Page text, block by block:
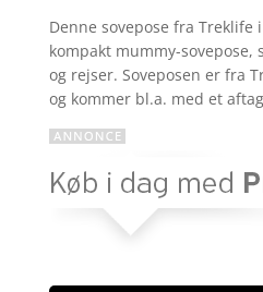
kundebedø
Denne sovepose fra Treklife
kompakt mummy-
og rejser. Soveposen er fra
og kommer bl.a. med et